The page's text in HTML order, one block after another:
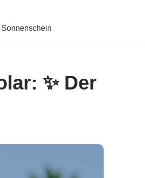
✨ Der